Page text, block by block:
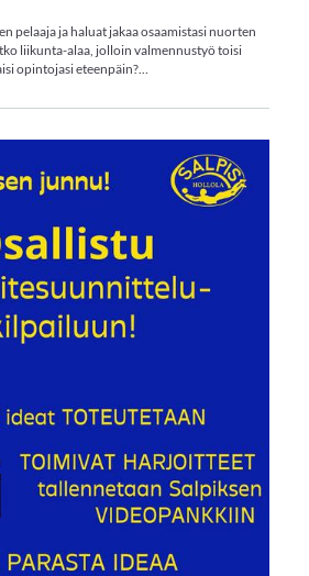
pelaaja ja haluat jakaa osaamistasi nuorten
liikunta-alaa, jolloin valmennustyö toisi
opintojasi eteenpäin?…